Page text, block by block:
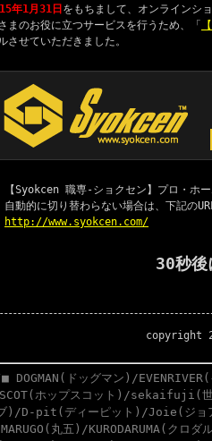
年1月31日 をもちまして、オンラインシ
まのお役に立つサービスを行うため、「
させていただきました。
【Syokcen 職専-ショクセン】プロ・ホ
自動的に切り替わらない場合は、下記の
http://www.syokcen.com/
30秒後
copyright
■ DOGMAN(ドッグマン)/
ホップスコット)/sekaifuji(世
)/D-pit(ディーピット)/Joie(ジョア
丸五)/KURODARUMA(ク